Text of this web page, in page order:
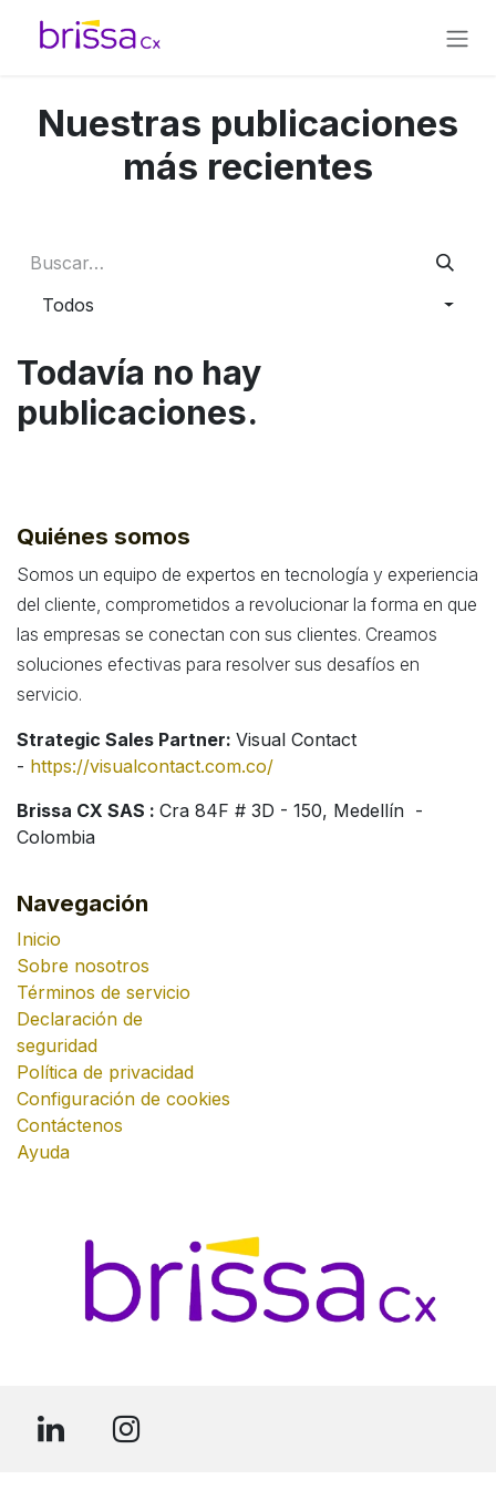
Nuestras publicaciones
más recientes
Todos
Todavía no hay
publicaciones.
Quiénes somos
Somos un equipo de expertos en tecnología y experiencia
del cliente, comprometidos a revolucionar la forma en que
las empresas se conectan con sus clientes. Creamos
soluciones efectivas para resolver sus desafíos en
servicio.
Strategic Sales Partner: Visual Contact
- https://visualcontact.com.co/
Brissa CX SAS : Cra 84F # 3D - 150, Medellín -
Colombia
Navegación
Inicio
Sobre nosotros
Términos de servicio
Declaración de
seguridad
Política de privacidad
Configuración de cookies
Contáctenos
Ayuda